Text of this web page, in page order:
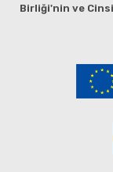
Birliği'nin ve